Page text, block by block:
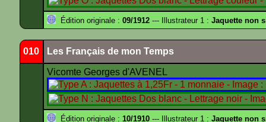
Édition originale : 09/1912 --- Illustrateur 1 : Jaquette non
010 Les Français de mon Temps
Vicomte Georges d'AVENEL
Édition originale : 10/1910 --- Illustrateur 1 : Jaquette non